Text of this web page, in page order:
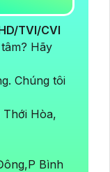
TVI/CVI
Hãy
Chúng tôi
Thới Hòa,
Bình